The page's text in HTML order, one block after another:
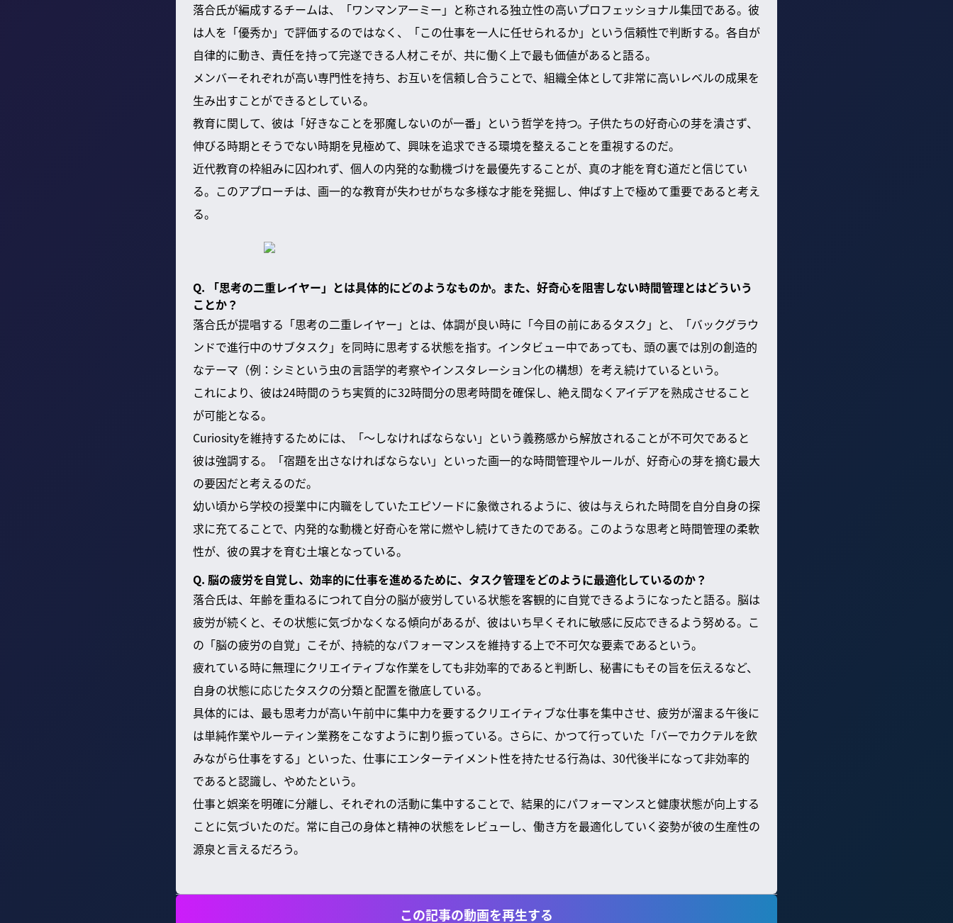
落合氏が編成するチームは、「ワンマンアーミー」と称される独立性の高いプロフェッショナル集団である。彼
は人を「優秀か」で評価するのではなく、「この仕事を一人に任せられるか」という信頼性で判断する。各自が
自律的に動き、責任を持って完遂できる人材こそが、共に働く上で最も価値があると語る。
メンバーそれぞれが高い専門性を持ち、お互いを信頼し合うことで、組織全体として非常に高いレベルの成果を
生み出すことができるとしている。
教育に関して、彼は「好きなことを邪魔しないのが一番」という哲学を持つ。子供たちの好奇心の芽を潰さず、
伸びる時期とそうでない時期を見極めて、興味を追求できる環境を整えることを重視するのだ。
近代教育の枠組みに囚われず、個人の内発的な動機づけを最優先することが、真の才能を育む道だと信じてい
る。このアプローチは、画一的な教育が失わせがちな多様な才能を発掘し、伸ばす上で極めて重要であると考え
る。
Q. 「思考の二重レイヤー」とは具体的にどのようなものか。また、好奇心を阻害しない時間管理とはどういう
ことか？
落合氏が提唱する「思考の二重レイヤー」とは、体調が良い時に「今目の前にあるタスク」と、「バックグラウ
ンドで進行中のサブタスク」を同時に思考する状態を指す。インタビュー中であっても、頭の裏では別の創造的
なテーマ（例：シミという虫の言語学的考察やインスタレーション化の構想）を考え続けているという。
これにより、彼は24時間のうち実質的に32時間分の思考時間を確保し、絶え間なくアイデアを熟成させること
が可能となる。
Curiosityを維持するためには、「〜しなければならない」という義務感から解放されることが不可欠であると
彼は強調する。「宿題を出さなければならない」といった画一的な時間管理やルールが、好奇心の芽を摘む最大
の要因だと考えるのだ。
幼い頃から学校の授業中に内職をしていたエピソードに象徴されるように、彼は与えられた時間を自分自身の探
求に充てることで、内発的な動機と好奇心を常に燃やし続けてきたのである。このような思考と時間管理の柔軟
性が、彼の異才を育む土壌となっている。
Q. 脳の疲労を自覚し、効率的に仕事を進めるために、タスク管理をどのように最適化しているのか？
落合氏は、年齢を重ねるにつれて自分の脳が疲労している状態を客観的に自覚できるようになったと語る。脳は
疲労が続くと、その状態に気づかなくなる傾向があるが、彼はいち早くそれに敏感に反応できるよう努める。こ
の「脳の疲労の自覚」こそが、持続的なパフォーマンスを維持する上で不可欠な要素であるという。
疲れている時に無理にクリエイティブな作業をしても非効率的であると判断し、秘書にもその旨を伝えるなど、
自身の状態に応じたタスクの分類と配置を徹底している。
具体的には、最も思考力が高い午前中に集中力を要するクリエイティブな仕事を集中させ、疲労が溜まる午後に
は単純作業やルーティン業務をこなすように割り振っている。さらに、かつて行っていた「バーでカクテルを飲
みながら仕事をする」といった、仕事にエンターテイメント性を持たせる行為は、30代後半になって非効率的
であると認識し、やめたという。
仕事と娯楽を明確に分離し、それぞれの活動に集中することで、結果的にパフォーマンスと健康状態が向上する
ことに気づいたのだ。常に自己の身体と精神の状態をレビューし、働き方を最適化していく姿勢が彼の生産性の
源泉と言えるだろう。
この記事の動画を再生する